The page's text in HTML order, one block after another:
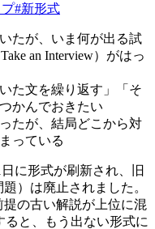
#新形式
たが、いま何が出る試
an Interview）がはっ
た文を繰り返す」「そ
かんでおきたい
たが、結局どこから対
っている
に形式が刷新され、旧
）は廃止されました。
提の古い解説が上位に混
と、もう出ない形式に